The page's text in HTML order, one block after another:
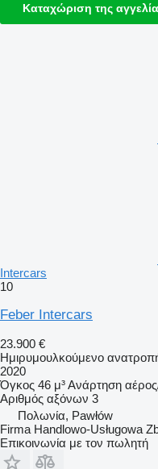
Καταχώριση της
Intercars
10
Feber Intercars
23.900 €
Ημιρυμουλκούμενο
2020
Όγκος 46 μ³Ανάρτηση
Αριθμός αξόνων 3
Πολωνία, Pawłów
Firma Handlowo-Usługowa
Επικοινωνία με τον πωλητή